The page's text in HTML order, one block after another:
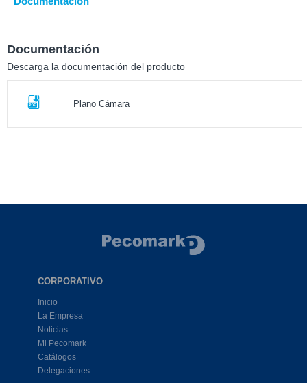
Documentación
Descarga la documentación del producto
Plano Cámara
CORPORATIVO
Inicio
La Empresa
Noticias
Mi Pecomark
Catálogos
Delegaciones